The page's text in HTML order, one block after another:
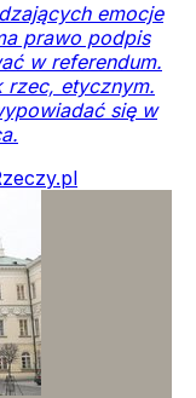
emocje
prawo podpis
w referendum.
rzec, etycznym.
się w